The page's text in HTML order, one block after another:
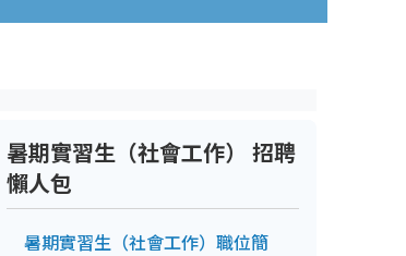
暑期實習生（社會工作） 招聘
懶人包
暑期實習生（社會工作）職位簡